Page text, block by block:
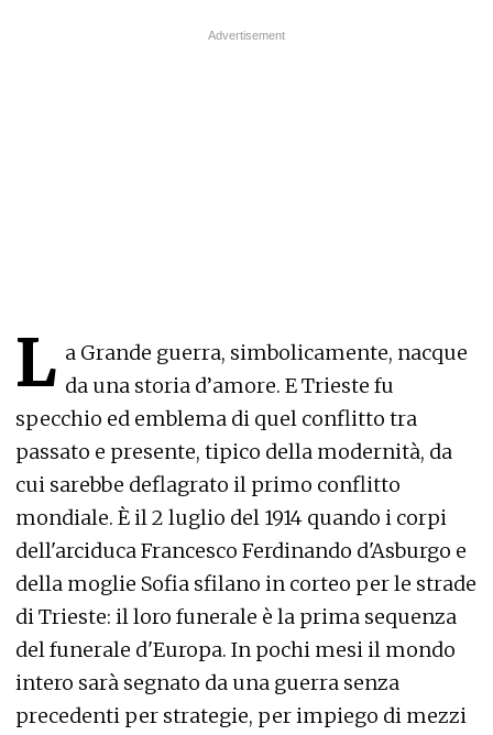
L a Grande guerra, simbolicamente, nacque
da una storia d’amore. E Trieste fu
specchio ed emblema di quel conflitto tra
passato e presente, tipico della modernità, da
cui sarebbe deflagrato il primo conflitto
mondiale. È il 2 luglio del 1914 quando i corpi
dell'arciduca Francesco Ferdinando d'Asburgo e
della moglie Sofia sfilano in corteo per le strade
di Trieste: il loro funerale è la prima sequenza
del funerale d'Europa. In pochi mesi il mondo
intero sarà segnato da una guerra senza
precedenti per strategie, per impiego di mezzi